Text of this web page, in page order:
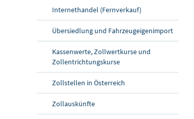
Internethandel (Fernverkauf)
Übersiedlung und Fahrzeugeigenimport
Kassenwerte, Zollwertkurse und
Zollentrichtungskurse
Zollstellen in Österreich
Zollauskünfte